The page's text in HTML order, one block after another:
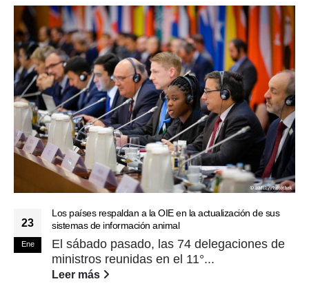
23
Ene
Los países respaldan a la OIE en la actualización de sus
sistemas de información animal
El sábado pasado, las 74 delegaciones de
ministros reunidas en el 11°...
Leer más